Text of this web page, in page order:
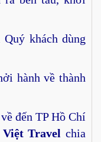
khách dùng
hành về thành
đến TP Hồ Chí
Việt Travelchia